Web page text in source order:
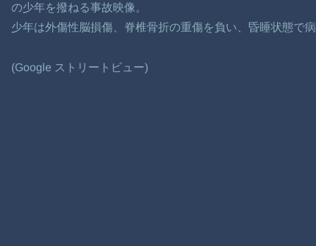
の少年を撥ねる事故映像。
少年は外傷性脳損傷、脊椎骨折の重傷を負い、昏睡状態で
(Google ストリートビュー)